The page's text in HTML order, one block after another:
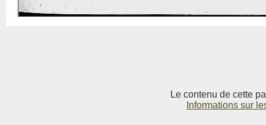
Le contenu de cette
Informations sur